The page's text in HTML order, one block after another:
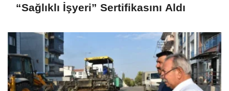
“Sağlıklı İşyeri” Sertifikasını Aldı